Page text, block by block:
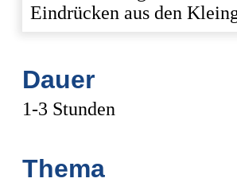
Eindrücken aus den
Dauer
1-3 Stunden
Thema